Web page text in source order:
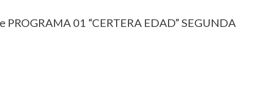
01 “CERTERA EDAD” SEGUNDA